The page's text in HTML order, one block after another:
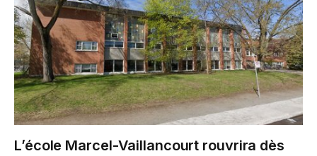
L’école Marcel-Vaillancourt rouvrira dès